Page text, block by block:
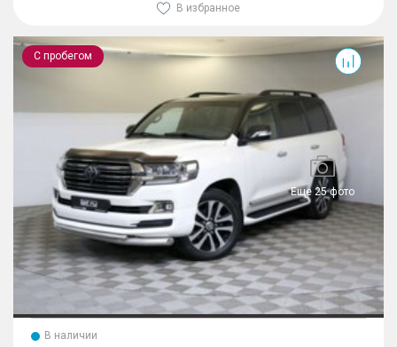
В избранное
С пробегом
Еще 25 фото
Land Cruiser
В наличии